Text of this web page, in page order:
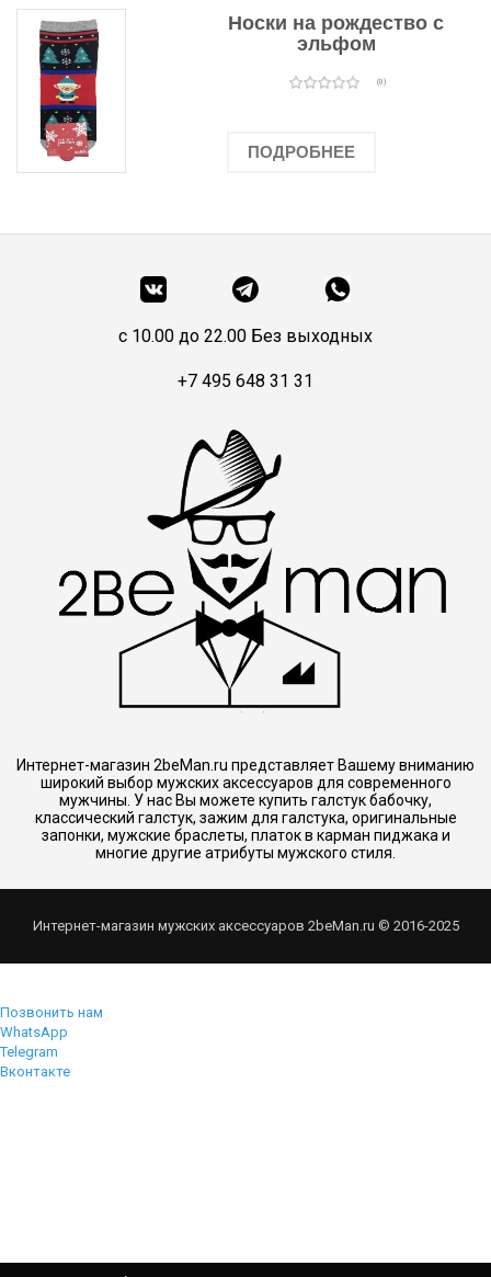
Носки на рождество с
эльфом
(0)
ПОДРОБНЕЕ
c 10.00 до 22.00 Без выходных
+7 495 648 31 31
Интернет-магазин 2beMan.ru представляет Вашему вниманию
широкий выбор мужских аксессуаров для современного
мужчины. У нас Вы можете купить галстук бабочку,
классический галстук, зажим для галстука, оригинальные
запонки, мужские браслеты, платок в карман пиджака и
многие другие атрибуты мужского стиля.
Интернет-магазин мужских аксессуаров 2beMan.ru © 2016-2025
Позвонить нам
WhatsApp
Telegram
Вконтакте